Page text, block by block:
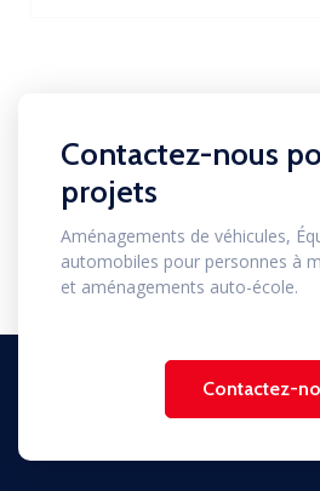
Contactez-nous
projets
Aménagements de véhicules,
automobiles pour personnes à
et aménagements auto-école.
Contactez-